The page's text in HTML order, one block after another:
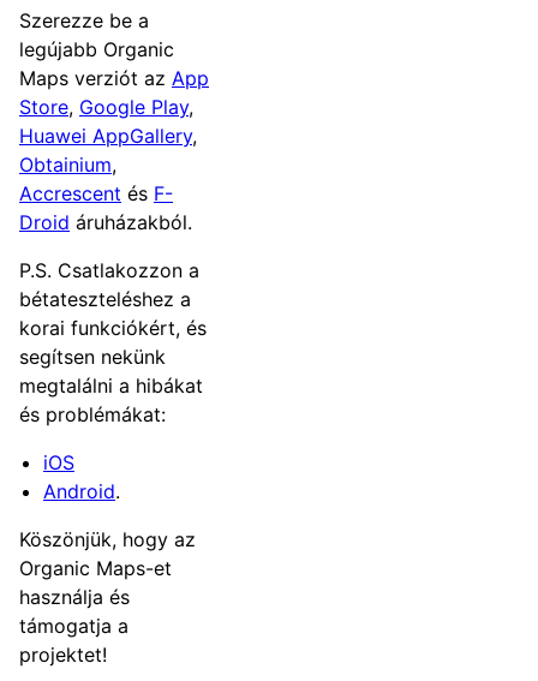
Szerezze be a
legújabb Organic
Maps verziót az App
Store, Google Play,
Huawei AppGallery,
Obtainium,
Accrescent és F-
Droid áruházakból.
P.S. Csatlakozzon a
bétateszteléshez a
korai funkciókért, és
segítsen nekünk
megtalálni a hibákat
és problémákat:
iOS
Android.
Köszönjük, hogy az
Organic Maps-et
használja és
támogatja a
projektet!